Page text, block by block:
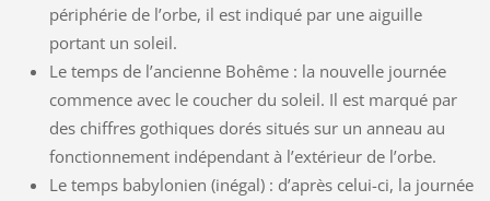
périphérie de l’orbe, il est indiqué par une aiguille
portant un soleil.
Le temps de l’ancienne Bohême : la nouvelle journée
commence avec le coucher du soleil. Il est marqué par
des chiffres gothiques dorés situés sur un anneau au
fonctionnement indépendant à l’extérieur de l’orbe.
Le temps babylonien (inégal) : d’après celui-ci, la journée